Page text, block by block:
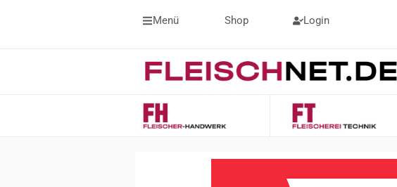
Menü Shop Login